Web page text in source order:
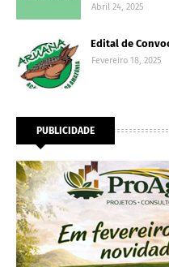
Abril 24, 2025
Edital de
Fevereiro 18, 2025
PUBLICIDADE